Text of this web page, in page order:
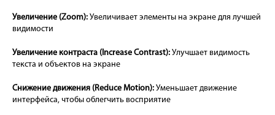
Увеличение (Zoom): Увеличивает элементы на экране для лучшей
видимости
Увеличение контраста (Increase Contrast): Улучшает видимость
текста и объектов на экране
Снижение движения (Reduce Motion): Уменьшает движение
интерфейса, чтобы облегчить восприятие